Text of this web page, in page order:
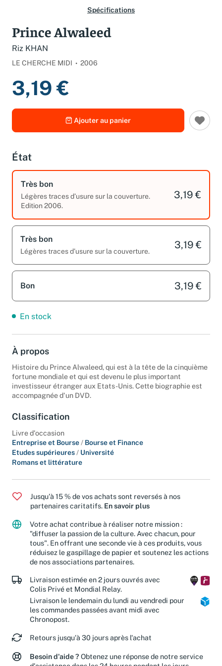
Spécifications
Prince Alwaleed
Riz KHAN
LE CHERCHE MIDI 2006
3,19 €
Ajouter au panier
État
Très bon
Légères traces d’usure sur la couverture.
Edition 2006.
3,19 €
Très bon
Légères traces d’usure sur la couverture.
3,19 €
Bon 3,19 €
En stock
À propos
Histoire du Prince Alwaleed, qui est à la tête de la cinquième
fortune mondiale et qui est devenu le plus important
investisseur étranger aux Etats-Unis. Cette biographie est
accompagnée d'un DVD.
Classification
Livre d'occasion
Entreprise et Bourse / Bourse et Finance
Etudes supérieures / Université
Romans et littérature
Jusqu'à 15 % de vos achats sont reversés à nos
partenaires caritatifs. En savoir plus
Votre achat contribue à réaliser notre mission :
"diffuser la passion de la culture. Avec chacun, pour
tous". En offrant une seconde vie à ces produits, vous
réduisez le gaspillage de papier et soutenez les actions
de nos associations partenaires.
Livraison estimée en 2 jours ouvrés avec
Colis Privé et Mondial Relay.
Livraison le lendemain du lundi au vendredi pour
les commandes passées avant midi avec
Chronopost.
Retours jusqu'à 30 jours après l'achat
Besoin d'aide ? Obtenez une réponse de notre service